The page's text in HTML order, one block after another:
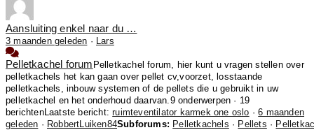
Aansluiting enkel naar du …
3 maanden geleden · Lars
Pelletkachel forum Pelletkachel forum, hier kunt u vragen stellen over
pelletkachels het kan gaan over pellet cv,voorzet, losstaande
pelletkachels, inbouw systemen of de pellets die u gebruikt in uw
pelletkachel en het onderhoud daarvan. 9 onderwerpen · 19
berichtenLaatste bericht:ruimteventilator karmek one oslo ·6 maanden
geleden · RobbertLuiken84Subforums: Pelletkachels · Pellets ·